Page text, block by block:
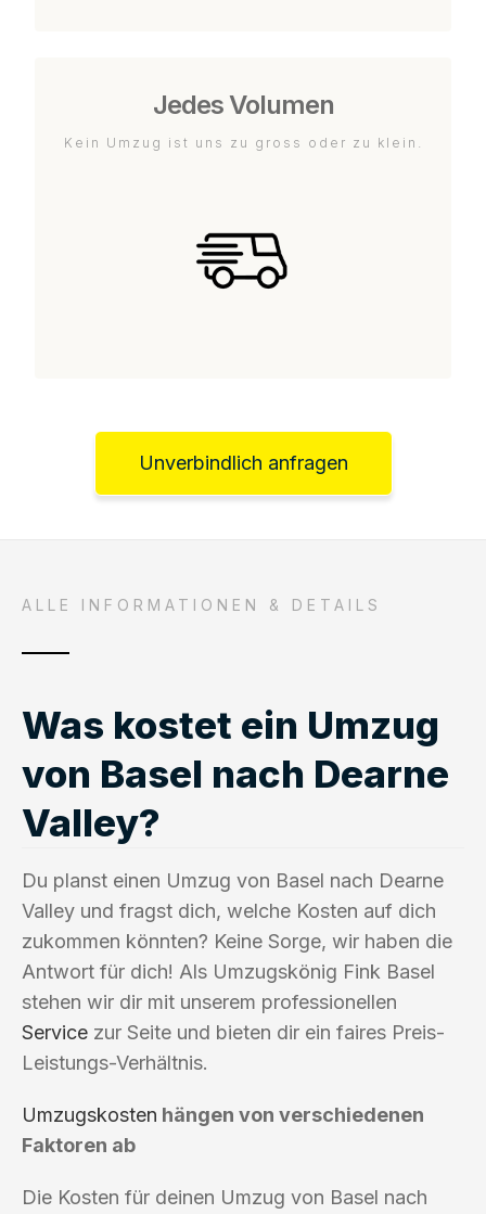
Jedes Volumen
Kein Umzug ist uns zu gross oder zu klein.
Unverbindlich anfragen
ALLE INFORMATIONEN & DETAILS
Was kostet ein Umzug
von Basel nach Dearne
Valley?
Du planst einen Umzug von Basel nach Dearne
Valley und fragst dich, welche Kosten auf dich
zukommen könnten? Keine Sorge, wir haben die
Antwort für dich! Als Umzugskönig Fink Basel
stehen wir dir mit unserem professionellen
Service zur Seite und bieten dir ein faires Preis-
Leistungs-Verhältnis.
Umzugskosten hängen von verschiedenen
Faktoren ab
Die Kosten für deinen Umzug von Basel nach